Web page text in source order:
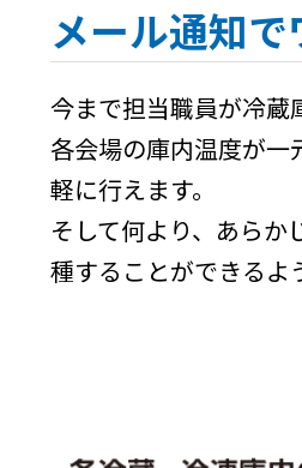
メール通知
今まで担当職員が冷蔵
各会場の庫内温度が
軽に行えます。
そして何より、あら
種することができるよ